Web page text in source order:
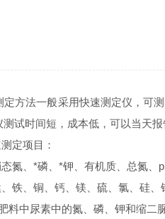
定方法一般采用快速测定仪，可
试时间短，成本低，可以当天
定项目：
氮、*磷、*钾、有机质、总氮、
铁、铜、钙、镁、硫、氯、硅、
料中尿素中的氮、磷、钾和缩